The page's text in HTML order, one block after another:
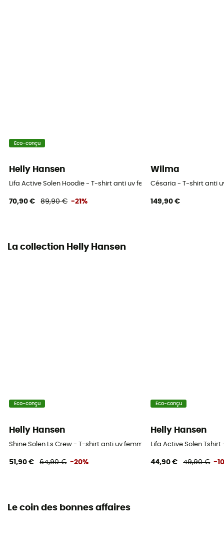
Eco-conçu
Helly Hansen
Lifa Active Solen Hoodie - T-shirt anti uv femme
70,90 € 89,90 € -21%
Wilma
Césaria - T-shirt anti
149,90 €
La collection Helly Hansen
Eco-conçu
Helly Hansen
Shine Solen Ls Crew - T-shirt anti uv femme
51,90 € 64,90 € -20%
Eco-conçu
Helly Hansen
Lifa Active Solen
44,90 € 49,90 € -
Le coin des bonnes affaires